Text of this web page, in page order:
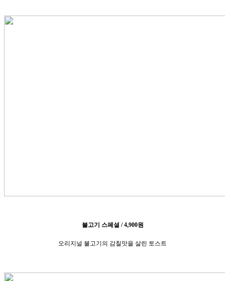
불고기 스페셜 / 4,900원
오리지널 불고기의 감칠맛을 살린 토스트